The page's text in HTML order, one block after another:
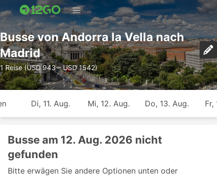
Busse von Andorra la Vella nach
Madrid
1 Reise (USD 943 – USD 1542)
Di, 11. Aug. Mi, 12. Aug. Do, 13. Aug. Fr,
Busse am 12. Aug. 2026 nicht
gefunden
Bitte erwägen Sie andere Optionen unten oder